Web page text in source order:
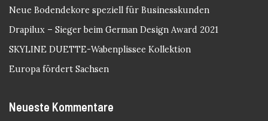
Neue Bodendekore speziell für Businesskunden
Drapilux – Sieger beim German Design Award 2021
SKYLINE DUETTE-Wabenplissee Kollektion
Europa fördert Sachsen
Neueste Kommentare